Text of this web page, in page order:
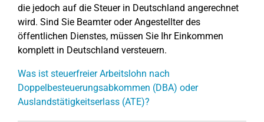
die jedoch auf die Steuer in Deutschland angerechnet
wird. Sind Sie Beamter oder Angestellter des
öffentlichen Dienstes, müssen Sie Ihr Einkommen
komplett in Deutschland versteuern.
Was ist steuerfreier Arbeitslohn nach
Doppelbesteuerungsabkommen (DBA) oder
Auslandstätigkeitserlass (ATE)?